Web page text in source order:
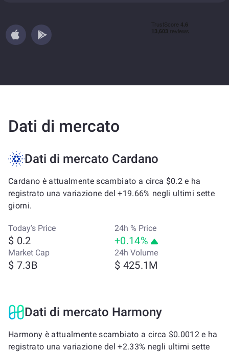
Dati di mercato
Dati di mercato Cardano
Cardano è attualmente scambiato a circa $0.2 e ha
registrato una variazione del +19.66% negli ultimi sette
giorni.
Today’s Price
$ 0.2
24h % Price
+0.14%
Market Cap
$ 7.3B
24h Volume
$ 425.1M
Dati di mercato Harmony
Harmony è attualmente scambiato a circa $0.0012 e ha
registrato una variazione del +2.33% negli ultimi sette